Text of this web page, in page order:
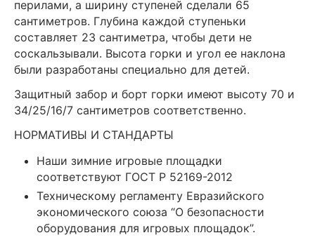
перилами, а ширину ступеней сделали 65
сантиметров. Глубина каждой ступеньки
составляет 23 сантиметра, чтобы дети не
соскальзывали. Высота горки и угол ее наклона
были разработаны специально для детей.
Защитный забор и борт горки имеют высоту 70 и
34/25/16/7 сантиметров соответственно.
НОРМАТИВЫ И СТАНДАРТЫ
Наши зимние игровые площадки
соответствуют ГОСТ Р 52169-2012
Техническому регламенту Евразийского
экономического союза “О безопасности
оборудования для игровых площадок”.